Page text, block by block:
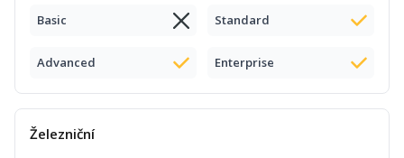
Basic Standard
Advanced Enterprise
Železniční